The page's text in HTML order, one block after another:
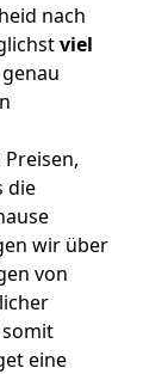
nach
viel
die
wir über
von
eine